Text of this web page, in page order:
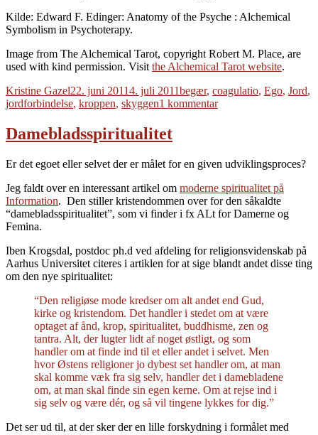
Kilde: Edward F. Edinger: Anatomy of the Psyche : Alchemical
Symbolism in Psychoterapy.
Image from The Alchemical Tarot, copyright Robert M. Place, are
used with kind permission. Visitthe Alchemical Tarot website.
Forfatter
Kristine GazelUdgivet
22. juni 20114. juli 2011Tags
begær, coagulatio, Ego, Jord,
jordforbindelse, kroppen, skyggen1 kommentartil
skal
blive
Damebladsspiritualitet
Er det egoet eller selvet der er målet for en given udviklingsproces?
Jeg faldt over en interessant artikel om moderne spiritualitet på
Information. Den stiller kristendommen over for den såkaldte
“damebladsspiritualitet”, som vi finder i fx ALt for Damerne og
Femina.
Iben Krogsdal, postdoc ph.d ved afdeling for religionsvidenskab på
Aarhus Universitet citeres i artiklen for at sige blandt andet disse ting
om den nye spiritualitet:
“Den religiøse mode kredser om alt andet end Gud,
kirke og kristendom. Det handler i stedet om at være
optaget af ånd, krop, spiritualitet, buddhisme, zen og
tantra. Alt, der lugter lidt af noget østligt, og som
handler om at finde ind til et eller andet i selvet. Men
hvor Østens religioner jo dybest set handler om, at man
skal komme væk fra sig selv, handler det i damebladene
om, at man skal finde sin egen kerne. Om at rejse ind i
sig selv og være dér, og så vil tingene lykkes for dig.”
Det ser ud til, at der sker der en lille forskydning i formålet med